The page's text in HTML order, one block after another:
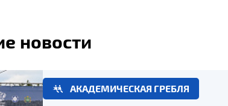
новости
АКАДЕМИЧЕСКАЯ ГРЕБЛЯ